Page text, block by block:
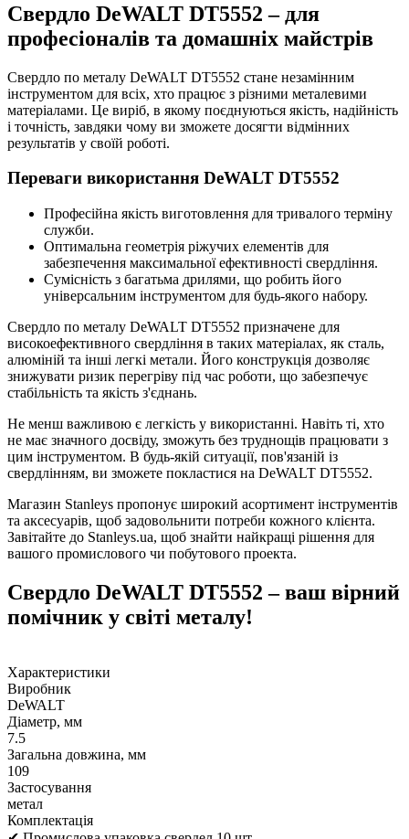
Свердло DeWALT DT5552 – для
професіоналів та домашніх майстрів
Свердло по металу DeWALT DT5552 стане незамінним
інструментом для всіх, хто працює з різними металевими
матеріалами. Це виріб, в якому поєднуються якість, надійність
і точність, завдяки чому ви зможете досягти відмінних
результатів у своїй роботі.
Переваги використання DeWALT DT5552
Професійна якість виготовлення для тривалого терміну
служби.
Оптимальна геометрія ріжучих елементів для
забезпечення максимальної ефективності свердління.
Сумісність з багатьма дрилями, що робить його
універсальним інструментом для будь-якого набору.
Свердло по металу DeWALT DT5552 призначене для
високоефективного свердління в таких матеріалах, як сталь,
алюміній та інші легкі метали. Його конструкція дозволяє
знижувати ризик перегріву під час роботи, що забезпечує
стабільність та якість з'єднань.
Не менш важливою є легкість у використанні. Навіть ті, хто
не має значного досвіду, зможуть без труднощів працювати з
цим інструментом. В будь-якій ситуації, пов'язаній із
свердлінням, ви зможете покластися на DeWALT DT5552.
Магазин Stanleys пропонує широкий асортимент інструментів
та аксесуарів, щоб задовольнити потреби кожного клієнта.
Завітайте до Stanleys.ua, щоб знайти найкращі рішення для
вашого промислового чи побутового проекта.
Свердло DeWALT DT5552 – ваш вірний
помічник у світі металу!
Характеристики
Виробник
DeWALT
Діаметр, мм
7.5
Загальна довжина, мм
109
Застосування
метал
Комплектація